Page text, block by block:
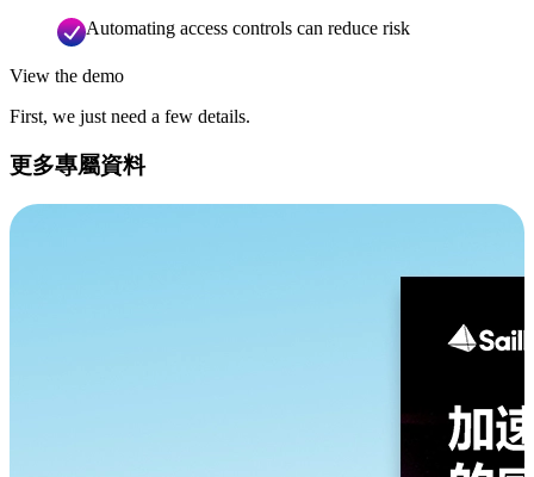
Automating access controls can reduce risk
View the demo
First, we just need a few details.
更多專屬資料